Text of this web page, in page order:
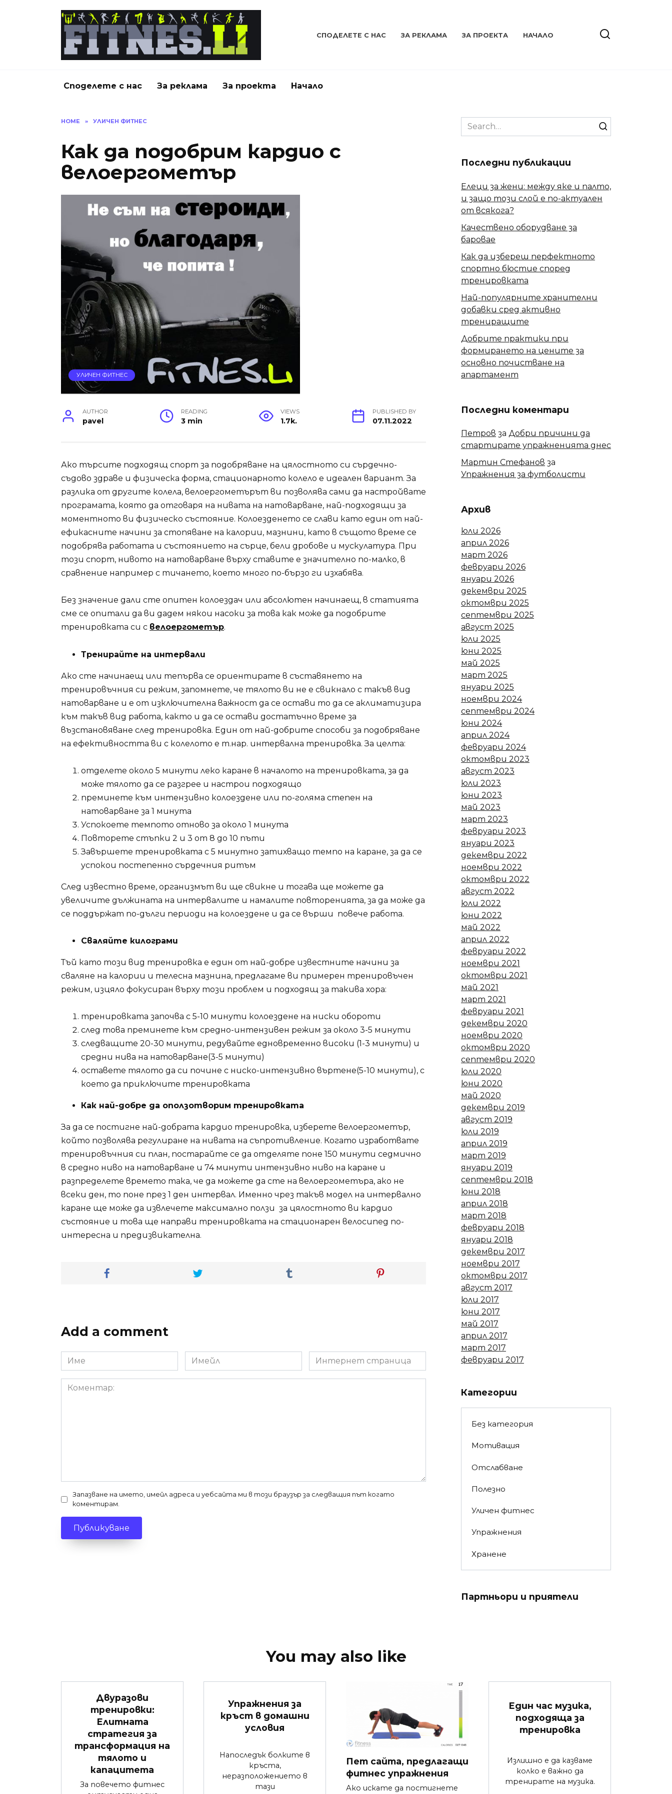
СПОДЕЛЕТЕ С НАС ЗА РЕКЛАМА ЗА ПРОЕКТА НАЧАЛО
Споделете с нас За реклама За проекта Начало
HOME » УЛИЧЕН ФИТНЕС
Как да подобрим кардио с
велоергометър
УЛИЧЕН ФИТНЕС
AUTHOR
pavel
READING
3 min
VIEWS
1.7k.
PUBLISHED BY
07.11.2022
Ако търсите подходящ спорт за подобряване на цялостното си сърдечно-
съдово здраве и физическа форма, стационарното колело е идеален вариант. За
разлика от другите колела, велоергометърът ви позволява сами да настройвате
програмата, която да отговаря на нивата на натоварване, най-подходящи за
моментното ви физическо състояние. Колоезденето се слави като един от най-
ефикасните начини за стопяване на калории, мазнини, като в същото време се
подобрява работата и състоянието на сърце, бели дробове и мускулатура. При
този спорт, нивото на натоварване върху ставите е значително по-малко, в
сравнение например с тичането, което много по-бързо ги изхабява.
Без значение дали сте опитен колоездач или абсолютен начинаещ, в статията
сме се опитали да ви дадем някои насоки за това как може да подобрите
тренировката си с велоергометър.
Тренирайте на интервали
Ако сте начинаещ или тепърва се ориентирате в съставянето на
тренировъчния си режим, запомнете, че тялото ви не е свикнало с такъв вид
натоварване и е от изключителна важност да се остави то да се аклиматизира
към такъв вид работа, както и да се остави достатъчно време за
възстановяване след тренировка. Един от най-добрите способи за подобряване
на ефективността ви с колелото е т.нар. интервална тренировка. За целта:
отделете около 5 минути леко каране в началото на тренировката, за да
може тялото да се разгрее и настрои подходящо
преминете към интензивно колоездене или по-голяма степен на
натоварване за 1 минута
Успокоете темпото отново за около 1 минута
Повторете стъпки 2 и 3 от 8 до 10 пъти
Завършете тренировката с 5 минутно затихващо темпо на каране, за да се
успокои постепенно сърдечния ритъм
След известно време, организмът ви ще свикне и тогава ще можете да
увеличите дължината на интервалите и намалите повторенията, за да може да
се поддържат по-дълги периоди на колоездене и да се върши повече работа.
Сваляйте килограми
Тъй като този вид тренировка е един от най-добре известните начини за
сваляне на калории и телесна мазнина, предлагаме ви примерен тренировъчен
режим, изцяло фокусиран върху този проблем и подходящ за такива хора:
тренировката започва с 5-10 минути колоездене на ниски обороти
след това преминете към средно-интензивен режим за около 3-5 минути
следващите 20-30 минути, редувайте едновременно високи (1-3 минути) и
средни нива на натоварване(3-5 минути)
оставете тялото да си почине с ниско-интензивно въртене(5-10 минути), с
което да приключите тренировката
Как най-добре да оползотворим тренировката
За да се постигне най-добрата кардио тренировка, изберете велоергометър,
който позволява регулиране на нивата на съпротивление. Когато изработвате
тренировъчния си план, постарайте се да отделяте поне 150 минути седмично
в средно ниво на натоварване и 74 минути интензивно ниво на каране и
разпределете времето така, че да можете да сте на велоергометъра, ако не
всеки ден, то поне през 1 ден интервал. Именно чрез такъв модел на интервално
каране ще може да извлечете максимално ползи за цялостното ви кардио
състояние и това ще направи тренировката на стационарен велосипед по-
интересна и предизвикателна.
Add a comment
Име
*
Имейл
*
Интернет
страница
Коментар:
Запазване на името, имейл адреса и уебсайта ми в този браузър за следващия път когато
коментирам.
Search
for:
Последни публикации
Елеци за жени: между яке и палто,
и защо този слой е по-актуален
от всякога?
Качествено оборудване за
баровае
Как да избереш перфектното
спортно бюстие според
тренировката
Най-популярните хранителни
добавки сред активно
трениращите
Добрите практики при
формирането на цените за
основно почистване на
апартамент
Последни коментари
Петров за Добри причини да
стартирате упражненията днес
Мартин Стефанов за
Упражнения за футболисти
Архив
юли 2026
април 2026
март 2026
февруари 2026
януари 2026
декември 2025
октомври 2025
септември 2025
август 2025
юли 2025
юни 2025
май 2025
март 2025
януари 2025
ноември 2024
септември 2024
юни 2024
април 2024
февруари 2024
октомври 2023
август 2023
юли 2023
юни 2023
май 2023
март 2023
февруари 2023
януари 2023
декември 2022
ноември 2022
октомври 2022
август 2022
юли 2022
юни 2022
май 2022
април 2022
февруари 2022
ноември 2021
октомври 2021
май 2021
март 2021
февруари 2021
декември 2020
ноември 2020
октомври 2020
септември 2020
юли 2020
юни 2020
май 2020
декември 2019
август 2019
юли 2019
април 2019
март 2019
януари 2019
септември 2018
юни 2018
април 2018
март 2018
февруари 2018
януари 2018
декември 2017
ноември 2017
октомври 2017
август 2017
юли 2017
юни 2017
май 2017
април 2017
март 2017
февруари 2017
Категории
Без категория
Мотивация
Отслабване
Полезно
Уличен фитнес
Упражнения
Хранене
Партньори и приятели
You may also like
Двуразови
тренировки:
Елитната
стратегия за
трансформация на
тялото и
капацитета
За повечето фитнес
Упражнения за
кръст в домашни
условия
Напоследък болките в
кръста,
неразположението в
тази
Пет сайта, предлагащи
фитнес упражнения
Ако искате да постигнете
Един час музика,
подходяща за
тренировка
Излишно е да казваме
колко е важно да
тренирате на музика.